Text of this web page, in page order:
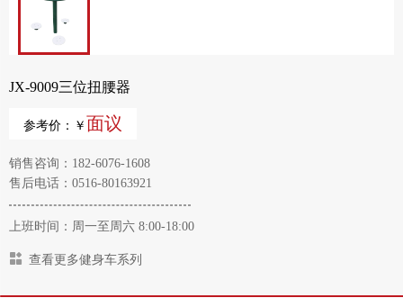
JX-9009三位扭腰器
参考价：￥ 面议
销售咨询：182-6076-1608
售后电话：0516-80163921
上班时间：周一至周六 8:00-18:00
查看更多健身车系列